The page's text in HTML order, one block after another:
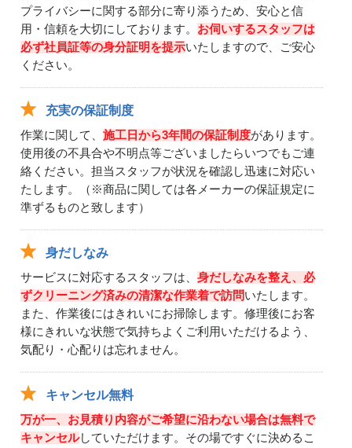
プライバシーに関する部分に寄り添うため、安心と信
用・信頼を大切にしております。 お伺いするスタッフは
必ず社員証等の身分証明を提示いたしますので、ご安心
ください。
充実の保証制度
作業に関して、 施工日から3年間の保証制度があります。
使用後の不具合や不明点等ございましたらいつでもご連
絡ください。担当スタッフが状況を確認し迅速に対応い
たします。（※商品に関しては各メーカーの保証規定に
準ずるものと致します）
身だしなみ
サービスに対応するスタッフは、 身だしなみを整え、必
ずクリーニング済みの清潔な作業着で訪問いたします。
また、作業後にはきれいにお掃除します。修理後にお客
様にきれいな状態で気持ちよくご利用いただけるよう、
気配り・心配りは忘れません。
キャンセル無料
万が一、お見積り内容がご希望に沿わない場合は無料で
キャンセルしていただけます。その場ですぐに決めるこ